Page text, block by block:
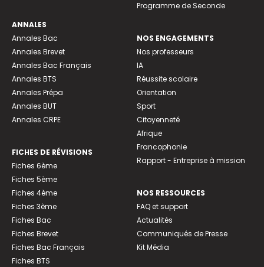
ANNALES
Annales Bac
Annales Brevet
Annales Bac Français
Annales BTS
Annales Prépa
Annales BUT
Annales CRPE
FICHES DE RÉVISIONS
Fiches 6ème
Fiches 5ème
Fiches 4ème
Fiches 3ème
Fiches Bac
Fiches Brevet
Fiches Bac Français
Fiches BTS
Programme de Seconde
NOS ENGAGEMENTS
Nos professeurs
IA
Réussite scolaire
Orientation
Sport
Citoyenneté
Afrique
Francophonie
Rapport - Entreprise à mission
NOS RESSOURCES
FAQ et support
Actualités
Communiqués de Presse
Kit Média